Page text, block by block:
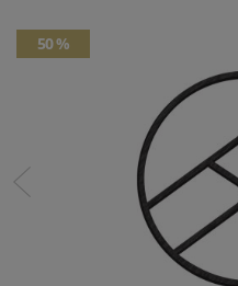
50 %